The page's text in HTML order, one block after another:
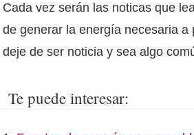
Cada vez serán las noticas que
de generar la energía necesaria
deje de ser noticia y sea algo
Te puede interesar: